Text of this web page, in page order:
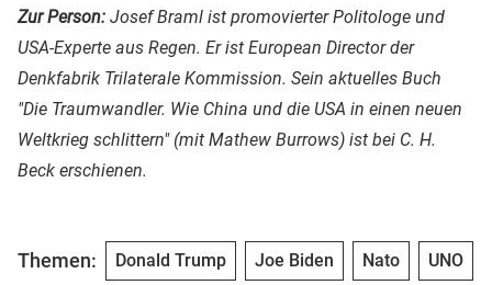
Zur Person: Josef Braml ist promovierter Politologe und
USA-Experte aus Regen. Er ist European Director der
Denkfabrik Trilaterale Kommission. Sein aktuelles Buch
"Die Traumwandler. Wie China und die USA in einen neuen
Weltkrieg schlittern" (mit Mathew Burrows) ist bei C. H.
Beck erschienen.
Themen: Donald Trump Joe Biden Nato UNO